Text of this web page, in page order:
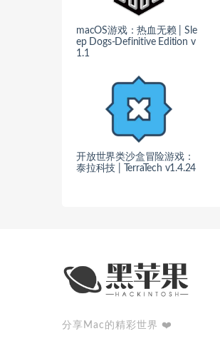
macOS游戏：热血无赖 | Sle
ep Dogs-Definitive Edition v
1.1
开放世界类沙盒冒险游戏：
泰拉科技 | TerraTech v1.4.24
分享Mac的精彩世界 ❤️